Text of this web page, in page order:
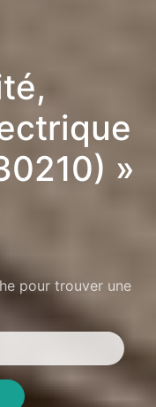
»
pour trouver une